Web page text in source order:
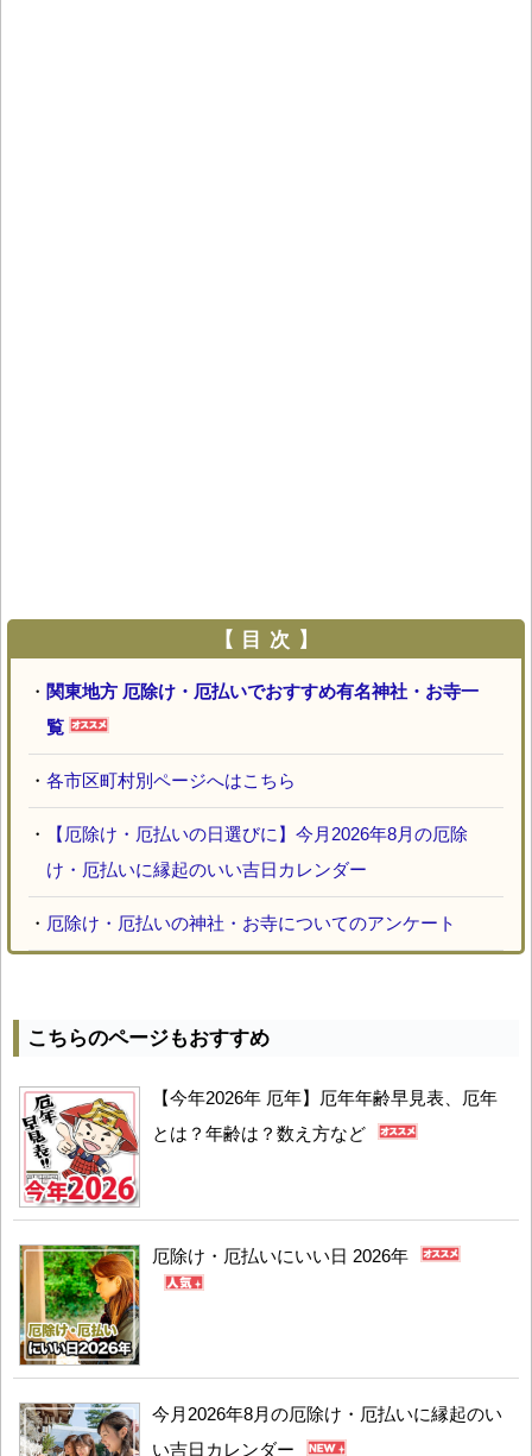
【 目 次 】
・ 関東地方 厄除け・厄払いでおすすめ有名神社・お寺一
覧
・ 各市区町村別ページへはこちら
・
【厄除け・厄払いの日選びに】今月2026年8月の厄除
け・厄払いに縁起のいい吉日カレンダー
・ 厄除け・厄払いの神社・お寺についてのアンケート
こちらのページもおすすめ
【今年2026年 厄年】厄年年齢早見表、厄年
とは？年齢は？数え方など
厄除け・厄払いにいい日 2026年
今月2026年8月の厄除け・厄払いに縁起のい
い吉日カレンダー